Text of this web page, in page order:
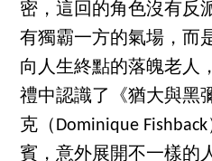
密，這回的角色沒有反
有獨霸一方的氣場，而
向人生終點的落魄老人
禮中認識了《猶大與黑
克（Dominique
賓，意外展開不一樣的